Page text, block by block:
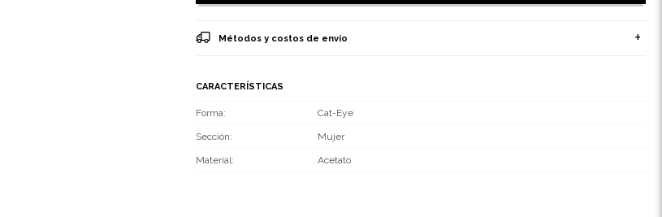
Métodos y costos de envío
CARACTERÍSTICAS
Forma Cat-Eye
Sección Mujer
Material Acetato